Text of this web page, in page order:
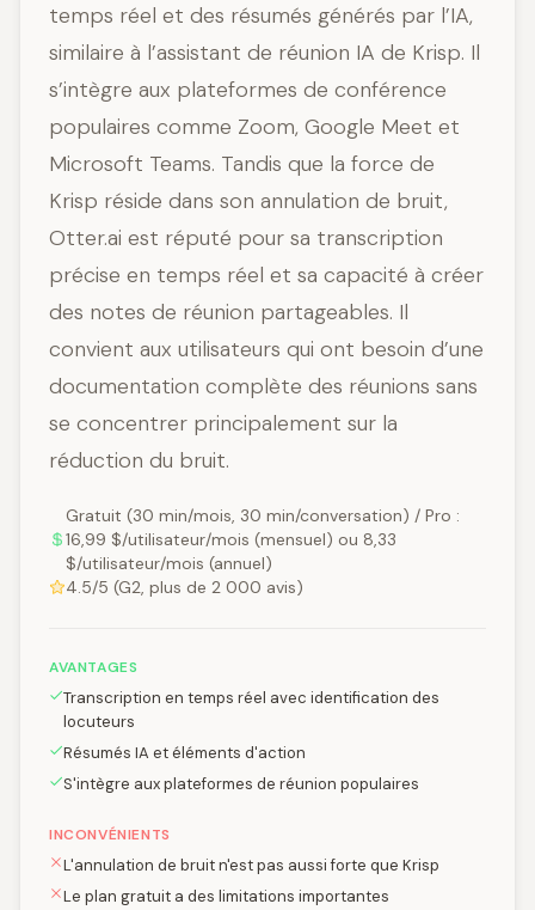
temps réel et des résumés générés par l’IA,
similaire à l’assistant de réunion IA de Krisp. Il
s’intègre aux plateformes de conférence
populaires comme Zoom, Google Meet et
Microsoft Teams. Tandis que la force de
Krisp réside dans son annulation de bruit,
Otter.ai est réputé pour sa transcription
précise en temps réel et sa capacité à créer
des notes de réunion partageables. Il
convient aux utilisateurs qui ont besoin d’une
documentation complète des réunions sans
se concentrer principalement sur la
réduction du bruit.
Gratuit (30 min/mois, 30 min/conversation) / Pro :
16,99 $/utilisateur/mois (mensuel) ou 8,33
$/utilisateur/mois (annuel)
4.5/5 (G2, plus de 2 000 avis)
AVANTAGES
Transcription en temps réel avec identification des
locuteurs
Résumés IA et éléments d'action
S'intègre aux plateformes de réunion populaires
INCONVÉNIENTS
L'annulation de bruit n'est pas aussi forte que Krisp
Le plan gratuit a des limitations importantes